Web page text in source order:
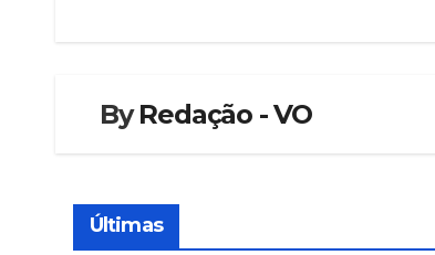
ByRedação - VO
Últimas